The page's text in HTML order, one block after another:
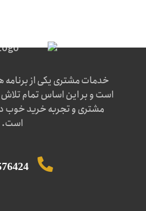
خدمات مشتری یکی از
است و بر این اساس تمام تلاش
مشتری و تجربه خرید خوب
است.